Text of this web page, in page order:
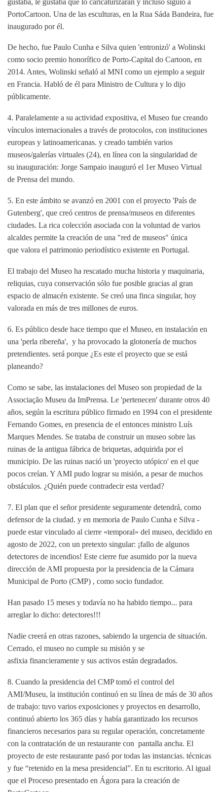
PortoCartoon. Una de las esculturas, en la Rua Sáda Bandeira, fue
inaugurado por él.
De hecho, fue Paulo Cunha e Silva quien 'entronizó' a Wolinski
como socio premio honorífico de Porto-Capital do Cartoon, en
2014. Antes, Wolinski señaló al MNI como un ejemplo a seguir
en Francia. Habló de él para Ministro de Cultura y lo dijo
públicamente.
4. Paralelamente a su actividad expositiva, el Museo fue creando
vínculos internacionales a través de protocolos, con instituciones
europeas y latinoamericanas. y creado también varios
museos/galerías virtuales (24), en línea con la singularidad de
su inauguración: Jorge Sampaio inauguró el 1er Museo Virtual
de Prensa del mundo.
5. En este ámbito se avanzó en 2001 con el proyecto 'País de
Gutenberg', que creó centros de prensa/museos en diferentes
ciudades. La rica colección asociada con la voluntad de varios
alcaldes permite la creación de una "red de museos" única
que valora el patrimonio periodístico existente en Portugal.
El trabajo del Museo ha rescatado mucha historia y maquinaria,
reliquias, cuya conservación sólo fue posible gracias al gran
espacio de almacén existente. Se creó una finca singular, hoy
valorada en más de tres millones de euros.
6. Es público desde hace tiempo que el Museo, en instalación en
una 'perla ribereña', y ha provocado la glotonería de muchos
pretendientes. será porque ¿Es este el proyecto que se está
planeando?
Como se sabe, las instalaciones del Museo son propiedad de la
Associação Museu da ImPrensa. Le 'pertenecen' durante otros 40
años, según la escritura público firmado en 1994 con el presidente
Fernando Gomes, en presencia de el entonces ministro Luís
Marques Mendes. Se trataba de construir un museo sobre las
ruinas de la antigua fábrica de briquetas, adquirida por el
municipio. De las ruinas nació un 'proyecto utópico' en el que
pocos creían. Y AMI pudo lograr su misión, a pesar de muchos
obstáculos. ¿Quién puede contradecir esta verdad?
7. El plan que el señor presidente seguramente detendrá, como
defensor de la ciudad. y en memoria de Paulo Cunha e Silva -
puede estar vinculado al cierre «temporal» del museo, decidido en
agosto de 2022, con un pretexto singular: ¡fallo de algunos
detectores de incendios! Este cierre fue asumido por la nueva
dirección de AMI propuesta por la presidencia de la Cámara
Municipal de Porto (CMP) , como socio fundador.
Han pasado 15 meses y todavía no ha habido tiempo... para
arreglar lo dicho: detectores!!!
Nadie creerá en otras razones, sabiendo la urgencia de situación.
Cerrado, el museo no cumple su misión y se
asfixia financieramente y sus activos están degradados.
8. Cuando la presidencia del CMP tomó el control del
AMI/Museu, la institución continuó en su línea de más de 30 años
de trabajo: tuvo varios exposiciones y proyectos en desarrollo,
continuó abierto los 365 días y había garantizado los recursos
financieros necesarios para su regularoperación, concretamente
con la contratación de un restaurante con pantalla ancha. El
proyecto de este restaurante pasó por todas las instancias. técnicas
y fue “retenido en la mesa presidencial”. En tu escritorio. Al igual
que el Proceso presentado en Ágora para la creación de